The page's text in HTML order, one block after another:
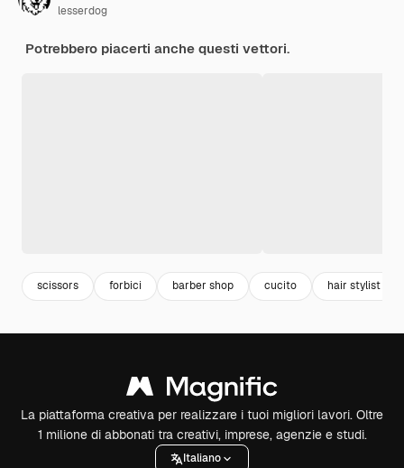
lesserdog
Potrebbero piacerti anche questi vettori.
scissors forbici barber shop cucito hair stylist
La piattaforma creativa per realizzare i tuoi migliori lavori. Oltre
1 milione di abbonati tra creativi, imprese, agenzie e studi.
Italiano